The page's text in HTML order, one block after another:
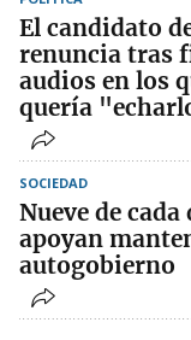
El candidato
renuncia tras
audios en los
quería
SOCIEDAD
Nueve de cada
apoyan
autogobierno